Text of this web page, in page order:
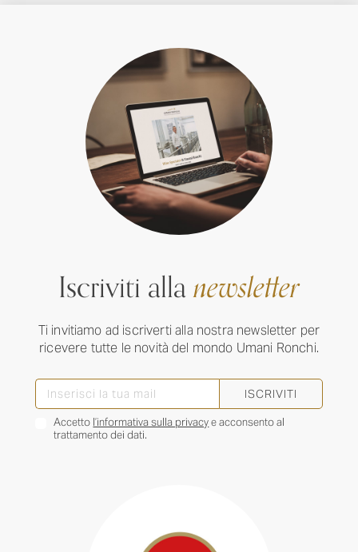
Iscriviti allanewsletter
Ti invitiamo ad iscriverti alla nostra newsletter per
ricevere tutte le novità del mondo Umani Ronchi.
ISCRIVITI
Accetto l’informativa sulla privacye acconsento al
trattamento dei dati.